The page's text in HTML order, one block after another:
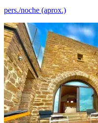
pers./noche (aprox.)